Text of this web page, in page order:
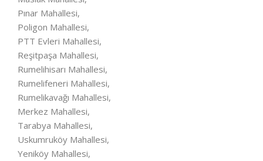
Pınar Mahallesi,
Poligon Mahallesi,
PTT Evleri Mahallesi,
Reşitpaşa Mahallesi,
Rumelihisarı Mahallesi,
Rumelifeneri Mahallesi,
Rumelikavağı Mahallesi,
Merkez Mahallesi,
Tarabya Mahallesi,
Uskumruköy Mahallesi,
Yeniköy Mahallesi,